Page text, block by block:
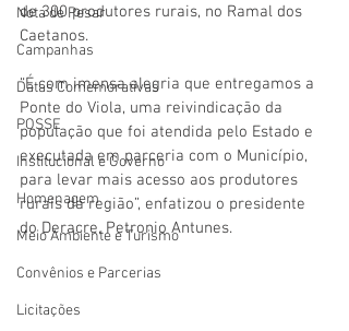
Nota de Pesar
Campanhas
Datas Comemorativas
POSSE
Institucional e Governo
Homenagem
Meio Ambiente e Turismo
Convênios e Parcerias
Licitações
de 300 produtores rurais, no Ramal dos
Caetanos.
“É com imensa alegria que entregamos a
Ponte do Viola, uma reivindicação da
população que foi atendida pelo Estado e
executada em parceria com o Município,
para levar mais acesso aos produtores
rurais da região”, enfatizou o presidente
do Deracre, Petronio Antunes.